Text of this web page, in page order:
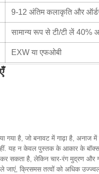
9-12 अंतिम कलाकृति और
सामान्य रूप से टी/टी लें 40%
EXW या एफओबी
गया है, जो बनावट में गाढ़ा है, अनाज
यह न केवल पुस्तक के आकार के
सकता है, लेकिन चार-रंग मुद्रण और
जाएं, क्रिसमस तत्वों को अधिक